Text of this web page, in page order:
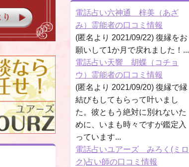
電話占い六神通 梓美（あざ
み）霊能者の口コミ情報
(匿名より 2021/09/22) 復縁をお
願いして1か月で戻れました！...
電話占い天響 胡蝶（コチョ
ウ）霊能者の口コミ情報
(匿名より 2021/09/20) 復縁で縁
結びもしてもらって叶いまし
た。彼ともう絶対に別れないた
めに、いまも時々ですが鑑定入
っています...
電話占いユアーズ みろく(ミロ
ク)占い師の口コミ情報